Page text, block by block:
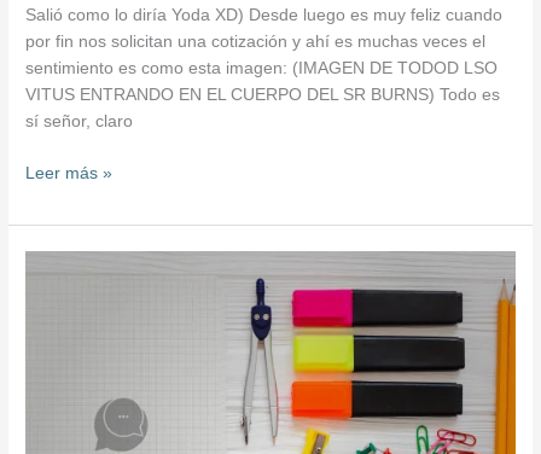
Salió como lo diría Yoda XD) Desde luego es muy feliz cuando
por fin nos solicitan una cotización y ahí es muchas veces el
sentimiento es como esta imagen: (IMAGEN DE TODOD LSO
VITUS ENTRANDO EN EL CUERPO DEL SR BURNS) Todo es
sí señor, claro
Leer más »